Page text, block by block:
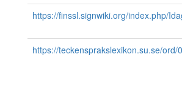
https://finssl.signwiki.org/index.php/
https://teckensprakslexikon.su.se/ord/